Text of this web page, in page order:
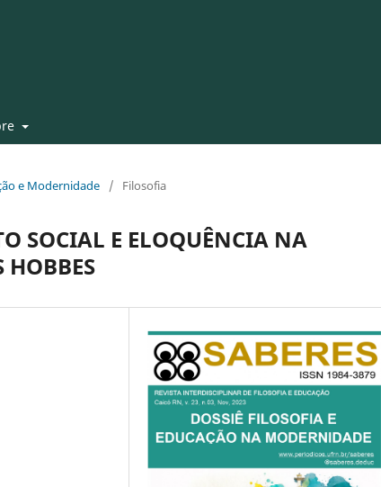
e Modernidade / Filosofia
SOCIAL E ELOQUÊNCIA NA